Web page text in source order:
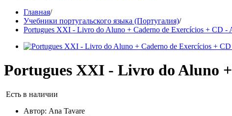
Главная/
Учебники португальского языка (Португалия)/
Portugues XXI - Livro do Aluno + Caderno de Exercícios + CD -
Portugues XXI - Livro do Aluno
Есть в наличии
Автор: Ana Tavare